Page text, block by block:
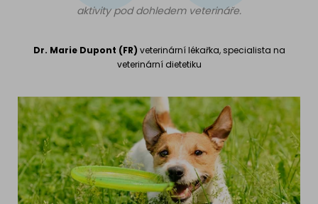
aktivity pod dohledem veterináře.
Dr. Marie Dupont (FR) veterinární lékařka, specialista na
veterinární dietetiku